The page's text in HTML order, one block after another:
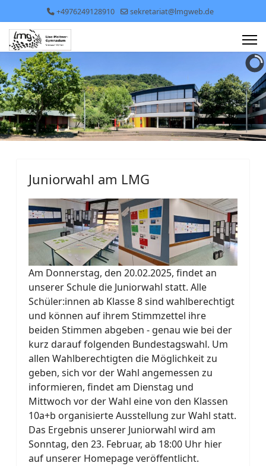
+4976249128910 sekretariat@lmgweb.de
Juniorwahl am LMG
Am Donnerstag, den 20.02.2025, findet an
unserer Schule die Juniorwahl statt. Alle
Schüler:innen ab Klasse 8 sind wahlberechtigt
und können auf ihrem Stimmzettel ihre
beiden Stimmen abgeben - genau wie bei der
kurz darauf folgenden Bundestagswahl. Um
allen Wahlberechtigten die Möglichkeit zu
geben, sich vor der Wahl angemessen zu
informieren, findet am Dienstag und
Mittwoch vor der Wahl eine von den Klassen
10a+b organisierte Ausstellung zur Wahl statt.
Das Ergebnis unserer Juniorwahl wird am
Sonntag, den 23. Februar, ab 18:00 Uhr hier
auf unserer Homepage veröffentlicht.